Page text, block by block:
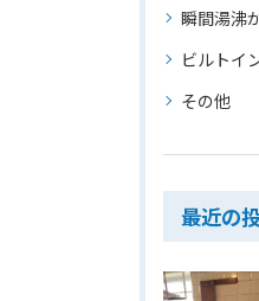
瞬間湯沸
ビルトイ
その他
最近の